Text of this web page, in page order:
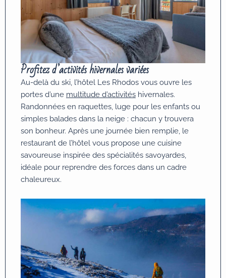
Profitez d’activités hivernales variées
Au-delà du ski, l’hôtel Les Rhodos vous ouvre les
portes d’une multitude d’activités hivernales.
Randonnées en raquettes, luge pour les enfants ou
simples balades dans la neige : chacun y trouvera
son bonheur. Après une journée bien remplie, le
restaurant de l’hôtel vous propose une cuisine
savoureuse inspirée des spécialités savoyardes,
idéale pour reprendre des forces dans un cadre
chaleureux.